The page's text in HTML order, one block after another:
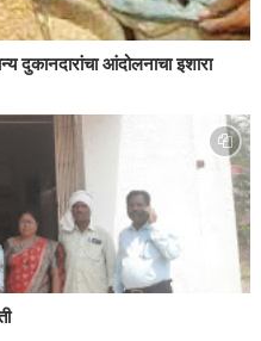
दुकानदारांचा आंदोलनाचा इशारा